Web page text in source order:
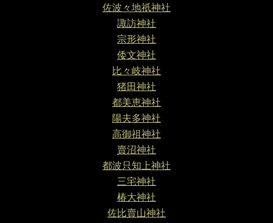
佐波々地祇神社
諏訪神社
宗形神社
倭文神社
比々岐神社
猪田神社
都美恵神社
陽夫多神社
高御祖神社
賣沼神社
都波只知上神社
三宅神社
椿大神社
佐比賣山神社